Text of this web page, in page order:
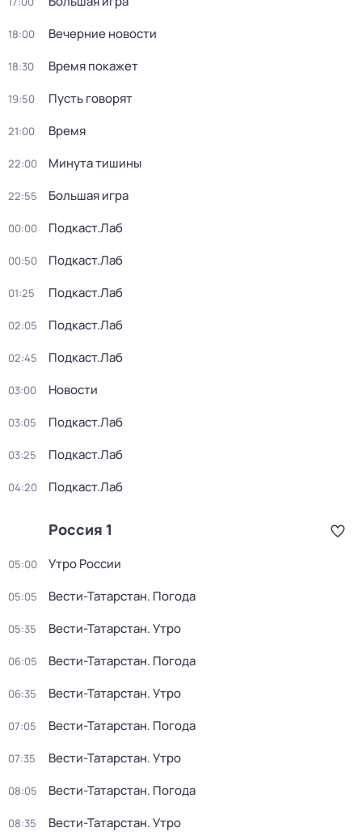
18:00 Вечерние новости
18:30 Время покажет
19:50 Пусть говорят
21:00 Время
22:00 Минута тишины
22:55 Большая игра
00:00 Подкаст.Лаб
00:50 Подкаст.Лаб
01:25 Подкаст.Лаб
02:05 Подкаст.Лаб
02:45 Подкаст.Лаб
03:00 Новости
03:05 Подкаст.Лаб
03:25 Подкаст.Лаб
04:20 Подкаст.Лаб
Россия 1
05:00 Утро России
05:05 Вести-Татарстан. Погода
05:35 Вести-Татарстан. Утро
06:05 Вести-Татарстан. Погода
06:35 Вести-Татарстан. Утро
07:05 Вести-Татарстан. Погода
07:35 Вести-Татарстан. Утро
08:05 Вести-Татарстан. Погода
08:35 Вести-Татарстан. Утро